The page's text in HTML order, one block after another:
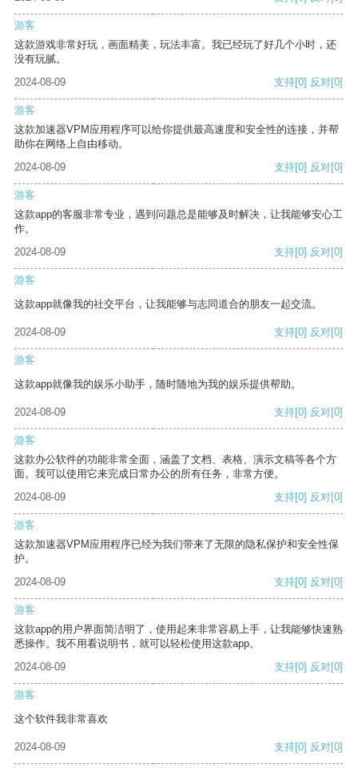
游客
这款游戏非常好玩，画面精美，玩法丰富。我已经玩了好几个小时，还
没有玩腻。
2024-08-09
支持[0] 反对[0]
游客
这款加速器VPM应用程序可以给你提供最高速度和安全性的连接，并帮
助你在网络上自由移动。
2024-08-09
支持[0] 反对[0]
游客
这款app的客服非常专业，遇到问题总是能够及时解决，让我能够安心工
作。
2024-08-09
支持[0] 反对[0]
游客
这款app就像我的社交平台，让我能够与志同道合的朋友一起交流。
2024-08-09 支持[0] 反对[0]
游客
这款app就像我的娱乐小助手，随时随地为我的娱乐提供帮助。
2024-08-09 支持[0] 反对[0]
游客
这款办公软件的功能非常全面，涵盖了文档、表格、演示文稿等各个方
面。我可以使用它来完成日常办公的所有任务，非常方便。
2024-08-09
支持[0] 反对[0]
游客
这款加速器VPM应用程序已经为我们带来了无限的隐私保护和安全性保
护。
2024-08-09
支持[0] 反对[0]
游客
这款app的用户界面简洁明了，使用起来非常容易上手，让我能够快速熟
悉操作。我不用看说明书，就可以轻松使用这款app。
2024-08-09
支持[0] 反对[0]
游客
这个软件我非常喜欢
2024-08-09 支持[0] 反对[0]